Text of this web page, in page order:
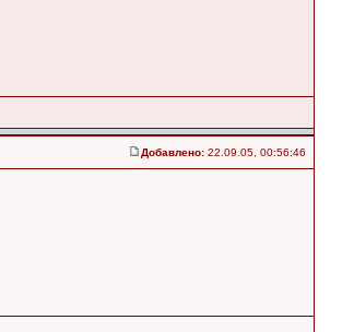
Добавлено: 22.09.05, 00:56:46